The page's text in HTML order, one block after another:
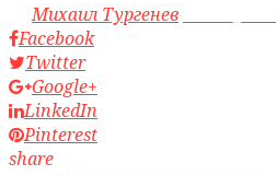
byМихаил Тургенев
Facebook
Twitter
Google+
LinkedIn
Pinterest
share